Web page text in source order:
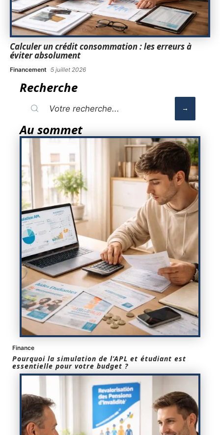
Calculer un crédit consommation : les erreurs à
éviter absolument
Financement 5 juillet 2026
Recherche
Au sommet
Finance
Pourquoi la simulation de l’APL et étudiant est
essentielle pour votre budget ?